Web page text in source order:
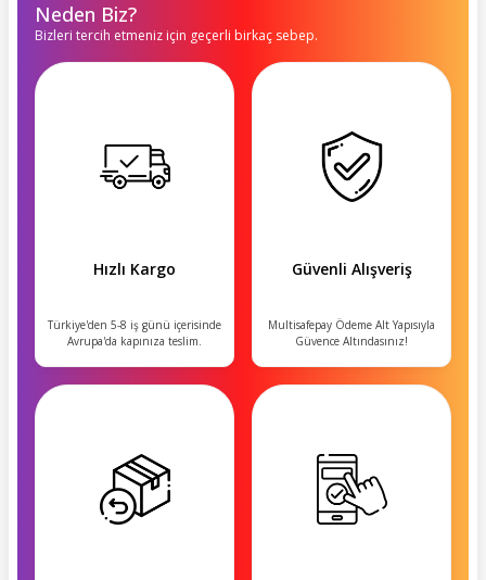
Neden Biz?
Bizleri tercih etmeniz için geçerli birkaç sebep.
Hızlı Kargo
Türkiye'den 5-8 iş günü içerisinde
Avrupa'da kapınıza teslim.
Güvenli Alışveriş
Multisafepay Ödeme Alt Yapısıyla
Güvence Altındasınız!